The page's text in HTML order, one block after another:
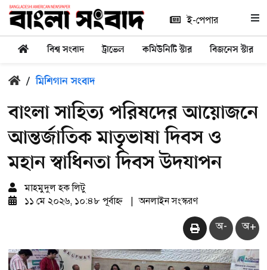
ই-পেপার
বিশ্ব সংবাদ ট্রাভেল কমিউনিটি স্টার বিজনেস স্টার
/ মিশিগান সংবাদ
বাংলা সাহিত‍্য পরিষদের আয়োজনে
আন্তর্জাতিক মাতৃভাষা দিবস ও
মহান স্বাধিনতা দিবস উদযাপন
মাহমুদুল হক লিটু
১১ মে ২০২৬, ১০:৪৮ পূর্বাহ্ন
অনলাইন সংস্করণ
অ- অ+